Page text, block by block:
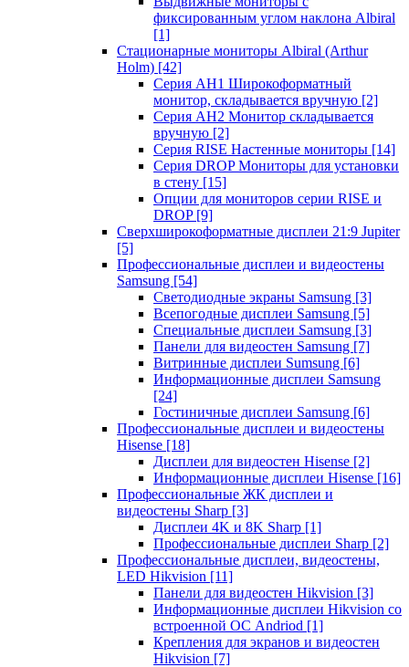
фиксированным углом наклона Albiral
[1]
Стационарные мониторы Albiral (Arthur
Holm) [42]
Серия AH1 Широкоформатный
монитор, складывается вручную [2]
Серия AH2 Монитор складывается
вручную [2]
Серия RISE Настенные мониторы [14]
Серия DROP Мониторы для установки
в стену [15]
Опции для мониторов серии RISE и
DROP [9]
Сверхширокоформатные дисплеи 21:9 Jupiter
[5]
Профессиональные дисплеи и видеостены
Samsung [54]
Светодиодные экраны Samsung [3]
Всепогодные дисплеи Samsung [5]
Специальные дисплеи Samsung [3]
Панели для видеостен Samsung [7]
Витринные дисплеи Sumsung [6]
Информационные дисплеи Samsung
[24]
Гостиничные дисплеи Samsung [6]
Профессиональные дисплеи и видеостены
Hisense [18]
Дисплеи для видеостен Hisense [2]
Информационные дисплеи Hisense [16]
Профессиональные ЖК дисплеи и
видеостены Sharp [3]
Дисплеи 4K и 8K Sharp [1]
Профессиональные дисплеи Sharp [2]
Профессиональные дисплеи, видеостены,
LED Hikvision [11]
Панели для видеостен Hikvision [3]
Информационные дисплеи Hikvision со
встроенной ОС Andriod [1]
Крепления для экранов и видеостен
Hikvision [7]